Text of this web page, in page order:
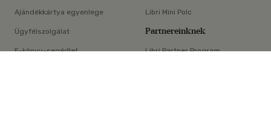
×
Ajándékkártya egyenlege
Ügyfélszolgálat
E-könyv-segédlet
Libri Mini Polc
Partnereinknek
Libri Partner Program